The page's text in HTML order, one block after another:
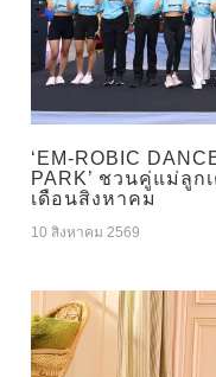
‘EM-ROBIC
PARK’ ชวนคู่แม่ลู
เดือนสิงหาคม
10 สิงหาคม 2569